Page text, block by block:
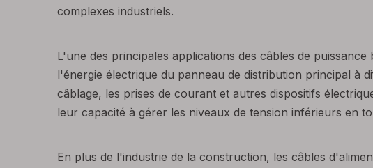
complexes industriels.
L'une des principales applications des câbles de
l'énergie électrique du panneau de distribution principal à
câblage, les prises de courant et autres dispositifs
leur capacité à gérer les niveaux de tension inférieurs en
En plus de l'industrie de la construction, les câbles